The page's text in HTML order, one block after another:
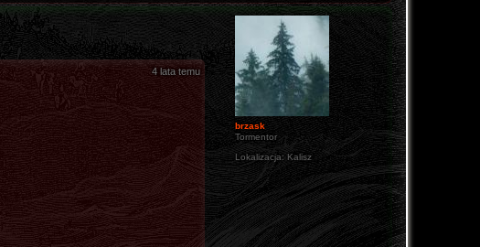
brzask
Tormentor
Lokalizacja: Kalisz
4 lata temu